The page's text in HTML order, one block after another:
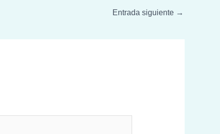
Entrada siguiente →